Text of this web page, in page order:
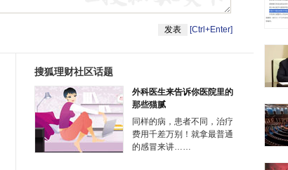
[Ctrl+Enter]
搜狐理财社区话题
外科医生来告诉你医院里的
那些猫腻
同样的病，患者不同，治疗
费用千差万别！就拿最普通
的感冒来讲……